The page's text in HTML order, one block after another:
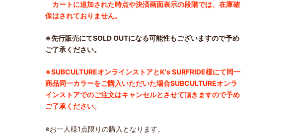
カートに追加された時点や決済画面表示の段階では、在庫確
保はされておりません。
※先行販売にてSOLD OUTになる可能性もございますので予め
ご了承ください。
※SUBCULTUREオンラインストアとK's SURFRIDE様にて同一
商品同一カラーをご購入いただいた場合SUBCULTUREオンラ
インストアでのご注文はキャンセルとさせて頂きますので予め
ご了承ください。
※お一人様1 点限りの購入となります。